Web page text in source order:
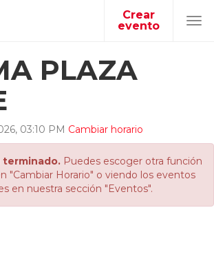
Crear
evento
PLAZA
, 03:10 PM Cambiar horario
terminado. Puedes escoger otra función
"Cambiar Horario" o viendo los eventos
en nuestra sección "Eventos".